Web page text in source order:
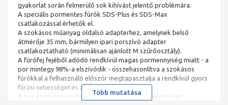
gyakorlat során felmerülő sok kihívást jelentő problémára.
A speciális pormentes fúrók SDS-Plus és SDS-Max
csatlakozással érhetők el.
A szokásos műanyag oldalsó adapterhez, amelynek belső
átmérője 35 mm, bármilyen ipari porszívó adapter
csatlakoztatható (minimálisan ajánlott M szűrőosztály).
A fúrófej fejéből adódó rendkívül magas pormennyiség miatt - a
por mintegy 98%-a elszívódik - összehasonlítva a szokásos
fúrókkal a felhasználó először megtapasztalja a rendkívül gyors
fúrási sebességet és a csökkentett vibrációt.
A por elszívása professzionális porszívókkal jelentősen
Több mutatása